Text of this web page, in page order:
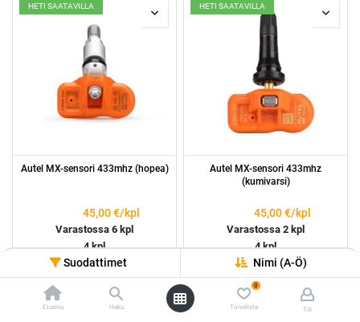
Suodattimet Nimi (A-Ö)
Etusivu Haku
0
Toivelista Tili
HETI SAATAVILLA
Autel MX-sensori 433mhz (hopea)
45,00€/kpl
Varastossa 6 kpl
4 kpl
Ilman asennusta: 180.0€
HETI SAATAVILLA
Autel MX-sensori 433mhz
(kumivarsi)
45,00€/kpl
Varastossa 2 kpl
4 kpl
Ilman asennusta: 180.0€
HETI SAATAVILLA HETI SAATAVILLA